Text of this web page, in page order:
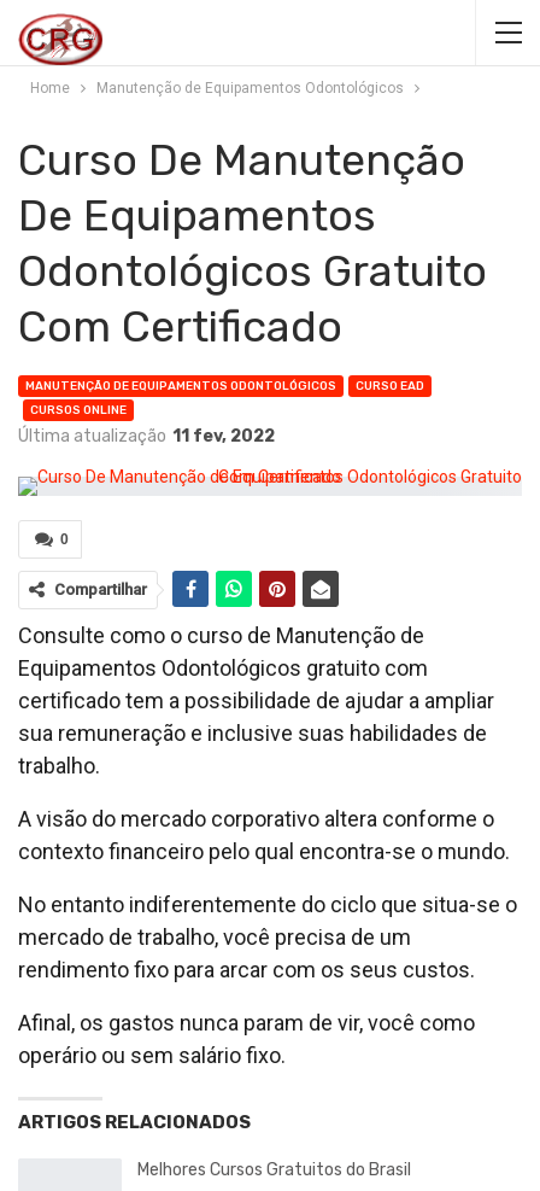
Home Manutenção de Equipamentos Odontológicos
Curso De Manutenção
De Equipamentos
Odontológicos Gratuito
Com Certificado
MANUTENÇÃO DE EQUIPAMENTOS ODONTOLÓGICOS
CURSO EAD
CURSOS ONLINE
Última atualização 11 fev, 2022
0
Compartilhar
Consulte como o curso de Manutenção de
Equipamentos Odontológicos gratuito com
certificado tem a possibilidade de ajudar a ampliar
sua remuneração e inclusive suas habilidades de
trabalho.
A visão do mercado corporativo altera conforme o
contexto financeiro pelo qual encontra-se o mundo.
No entanto indiferentemente do ciclo que situa-se o
mercado de trabalho, você precisa de um
rendimento fixo para arcar com os seus custos.
Afinal, os gastos nunca param de vir, você como
operário ou sem salário fixo.
ARTIGOS RELACIONADOS
Melhores Cursos Gratuitos do Brasil